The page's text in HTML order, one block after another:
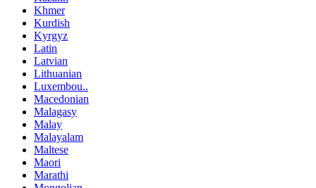
Khmer
Kurdish
Kyrgyz
Latin
Latvian
Lithuanian
Luxembou..
Macedonian
Malagasy
Malay
Malayalam
Maltese
Maori
Marathi